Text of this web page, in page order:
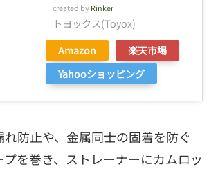
created by Rinker
トヨックス(Toyox)
Amazon
楽天市場
Yahooショッピング
防止や、金属同士の固着を防ぐ
を巻き、ストレーナーにカムロッ